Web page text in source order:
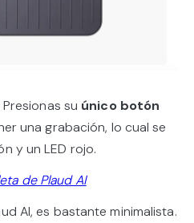
su único botón
una grabación, lo cual se
y un LED rojo.
de Plaud AI
AI, es bastante minimalista.